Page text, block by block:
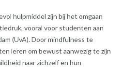
hulpmiddel zijn bij het omgaan
vooral voor studenten aan
(UvA). Door mindfulness te
leren om bewust aanwezig te zijn
naar zichzelf en hun